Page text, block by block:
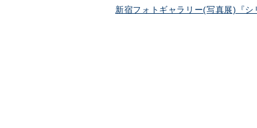
新宿フォトギャラリー(写真展)『シ